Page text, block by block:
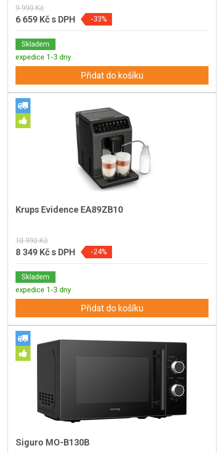
9 990 Kč
6 659 Kčs DPH -33%
Skladem
expedice 1-3 dny
Přidat do košíku
Krups Evidence EA89ZB10
10 990 Kč
8 349 Kčs DPH -24%
Skladem
expedice 1-3 dny
Přidat do košíku
Siguro MO-B130B